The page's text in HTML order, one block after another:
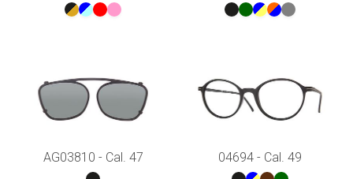
AG03810 - Cal. 47 04694 - Cal. 49